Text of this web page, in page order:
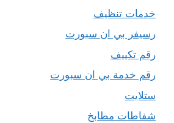
خدمات تنظيف
رسيفر بي ان سبورت
رقم تكييف
رقم خدمة بي ان سبورت
ستلايت
شفاطات مطابخ